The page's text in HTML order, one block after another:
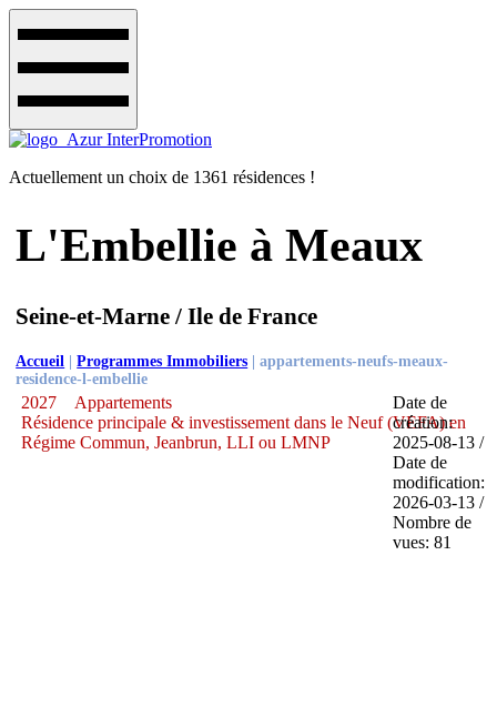
Actuellement un choix de 1361 résidences !
L'Embellie à Meaux
Seine-et-Marne / Ile de France
Accueil |Programmes Immobiliers |appartements-neufs-meaux-
residence-l-embellie
2027
Appartements
Résidence principale & investissement dans le Neuf (VEFA) en
Régime Commun, Jeanbrun, LLI ou LMNP
Date de
création:
2025-08-13 /
Date de
modification:
2026-03-13 /
Nombre de
vues: 81